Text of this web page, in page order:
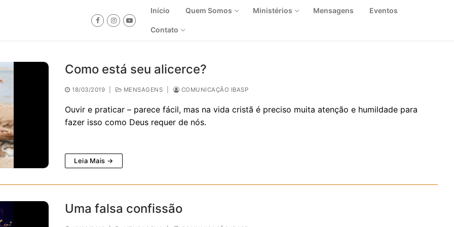
Início Quem Somos Ministérios Mensagens Eventos
Contato
Como está seu alicerce?
18/03/2019 MENSAGENS COMUNICAÇÃO IBASP
Ouvir e praticar – parece fácil, mas na vida cristã é preciso muita atenção e humildade para
fazer isso como Deus requer de nós.
Leia Mais →
Uma falsa confissão